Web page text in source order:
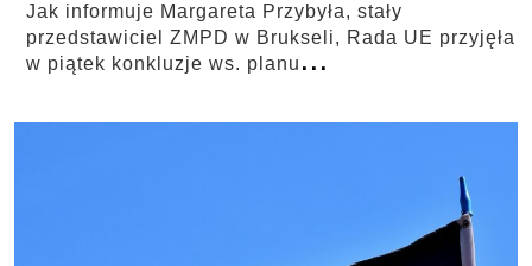
Jak informuje Margareta Przybyła, stały
przedstawiciel ZMPD w Brukseli, Rada UE przyjęła
w piątek konkluzje ws. planu...